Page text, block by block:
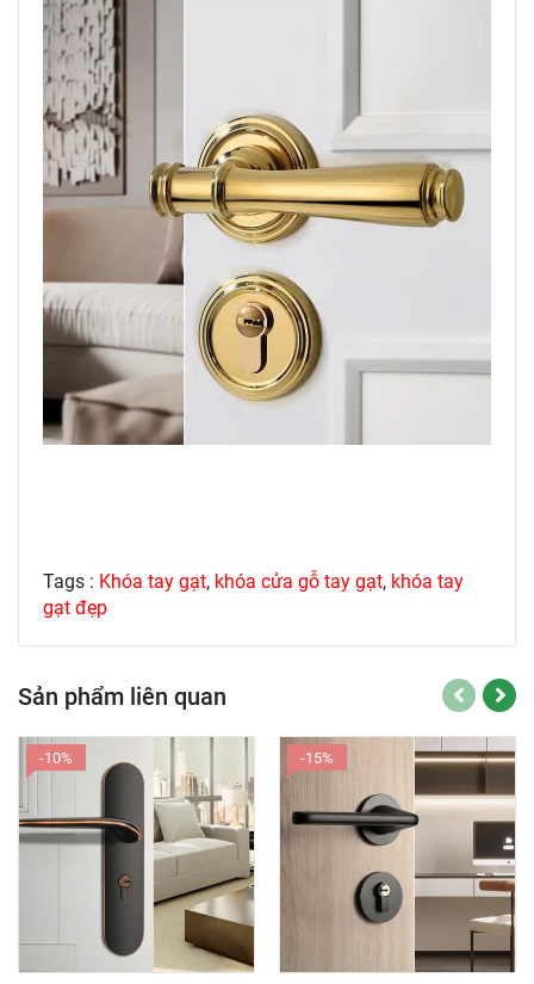
Tags : Khóa tay gạt, khóa cửa gỗ tay gạt, khóa tay
gạt đẹp
Sản phẩm liên quan
-10% -15%